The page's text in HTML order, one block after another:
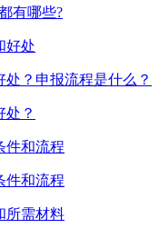
有哪些?
好处
？申报流程是什么？
处？
件和流程
件和流程
所需材料